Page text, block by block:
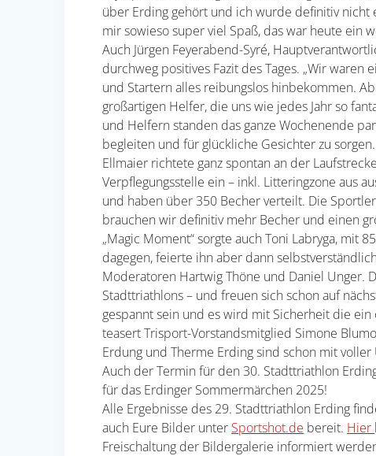
über Erding gehört und ich wurde definitiv nicht
mir sowieso super viel Spaß, das war heute ein
Auch Jürgen Feyerabend-Syré,
durchweg positives Fazit des Tages. „Wir
und Startern alles reibungslos hinbekommen.
großartigen Helfer, die uns wie jedes Jahr so
und Helfern standen das ganze Wochenende
begleiten und für glückliche Gesichter zu
Ellmaier richtete ganz spontan an der
Verpflegungsstelle ein – inkl. Litteringzone aus
und haben über 350 Becher verteilt. Die
brauchen wir definitiv mehr Becher und einen
„Magic Moment“ sorgte auch Toni Labryga, mit
dagegen, feierte ihn aber dann
Moderatoren Hartwig Thöne und Daniel Unger.
Stadttriathlons – und freuen sich schon auf
gespannt sein und es wird mit Sicherheit die
teasert Trisport-Vorstandsmitglied Simone
Erdung und Therme Erding sind schon mit
Auch der Termin für den 30. Stadttriathlon
für das Erdinger Sommermärchen 2025!
Alle Ergebnisse des 29. Stadttriathlon Erding
auch Eure Bilder unter Sportshot.de bereit. Hier
Freischaltung der Bildergalerie informiert